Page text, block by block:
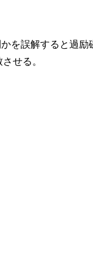
を誤解すると過励
せる。